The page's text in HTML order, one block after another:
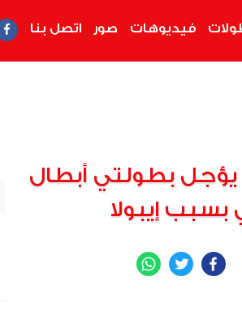
فيديوهات صور اتصل بنا
يؤجل بطولتي أبطال
بسبب إيبولا
Facebook
Twitter